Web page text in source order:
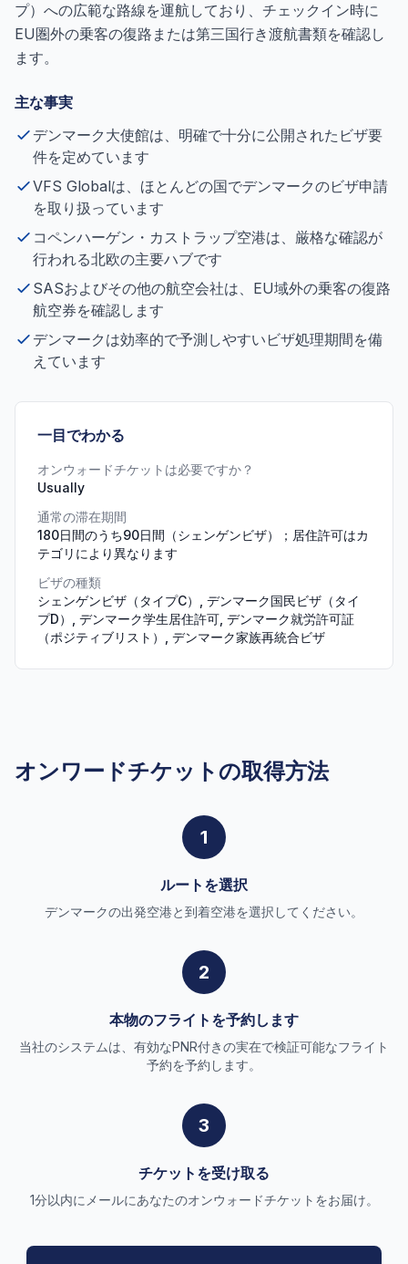
プ）への広範な路線を運航しており、チェックイン時に
EU圏外の乗客の復路または第三国行き渡航書類を確認し
ます。
主な事実
デンマーク大使館は、明確で十分に公開されたビザ要
件を定めています
VFS Globalは、ほとんどの国でデンマークのビザ申請
を取り扱っています
コペンハーゲン・カストラップ空港は、厳格な確認が
行われる北欧の主要ハブです
SASおよびその他の航空会社は、EU域外の乗客の復路
航空券を確認します
デンマークは効率的で予測しやすいビザ処理期間を備
えています
一目でわかる
オンウォードチケットは必要ですか？
Usually
通常の滞在期間
180日間のうち90日間（シェンゲンビザ）；居住許可はカ
テゴリにより異なります
ビザの種類
シェンゲンビザ（タイプC）, デンマーク国民ビザ（タイ
プD）, デンマーク学生居住許可, デンマーク就労許可証
（ポジティブリスト）, デンマーク家族再統合ビザ
オンワードチケットの取得方法
1
ルートを選択
デンマークの出発空港と到着空港を選択してください。
2
本物のフライトを予約します
当社のシステムは、有効なPNR付きの実在で検証可能なフライト
予約を予約します。
3
チケットを受け取る
1分以内にメールにあなたのオンウォードチケットをお届け。